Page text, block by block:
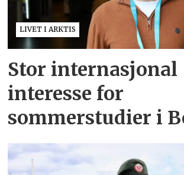
LIVET I ARKTIS
Stor internasjonal
interesse for
sommerstudier i